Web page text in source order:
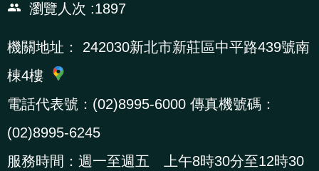
連
網
站
導
民
意
信
文
字
客
統
計
資
E
n
g
回
首
頁
R
S
S
瀏覽人次
1897
機關地址：
242030新北市新莊區中平路439號南
棟4樓
電話代表號：(02)8995-6000 傳真機號碼：
(02)8995-6245
服務時間：週一至週五 上午8時30分至12時30